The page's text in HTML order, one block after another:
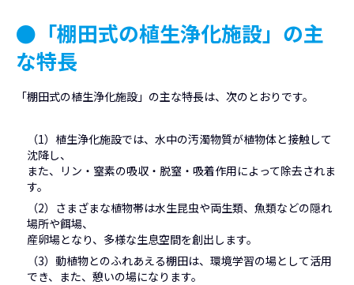
●「棚田式の植生浄化施設」の主
な特長
「棚田式の植生浄化施設」の主な特長は、次のとおりです。
（1）植生浄化施設では、水中の汚濁物質が植物体と接触して
沈降し、
また、リン・窒素の吸収・脱窒・吸着作用によって除去されま
す。
（2）さまざまな植物帯は水生昆虫や両生類、魚類などの隠れ
場所や餌場、
産卵場となり、多様な生息空間を創出します。
（3）動植物とのふれあえる棚田は、環境学習の場として活用
でき、また、憩いの場になります。